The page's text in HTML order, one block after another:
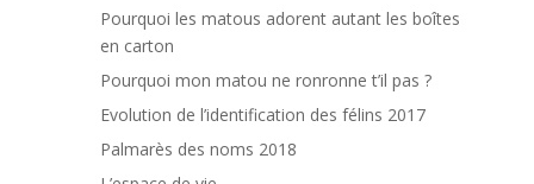
Pourquoi les matous adorent autant les boîtes
en carton
Pourquoi mon matou ne ronronne t’il pas ?
Evolution de l’identification des félins 2017
Palmarès des noms 2018